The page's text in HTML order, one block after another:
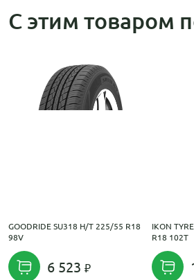
С этим товаром
GOODRIDE SU318 H/T 225/55 R18
98V
6 523
IKON
R18 102T